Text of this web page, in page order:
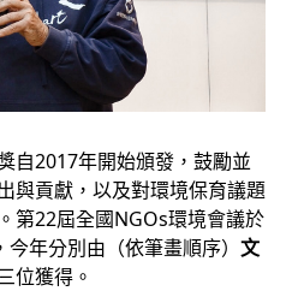
自2017年開始頒發，鼓勵並
與貢獻，以及對環境保育議題
第22屆全國NGOs環境會議於
年分別由（依筆畫順序） 文
位獲得。